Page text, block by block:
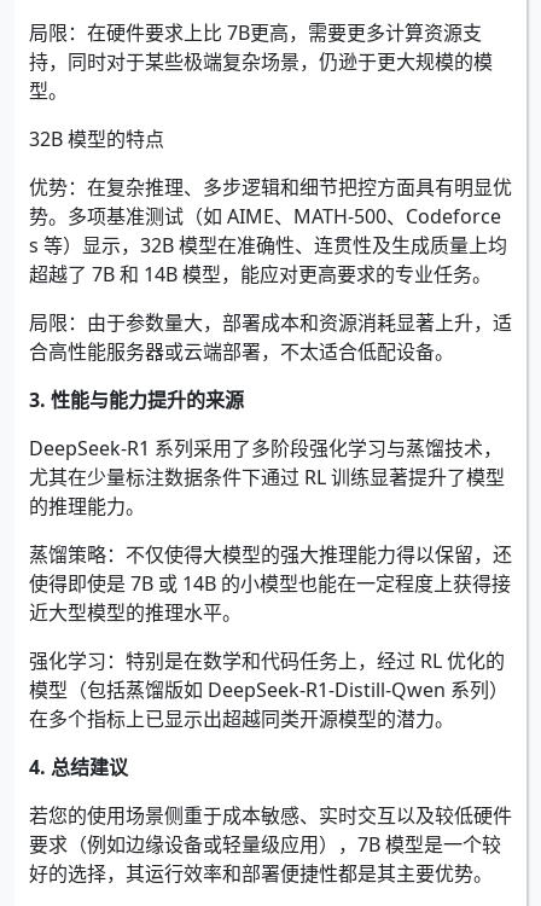
局限：在硬件要求上比 7B更高，需要更多计算资源支
持，同时对于某些极端复杂场景，仍逊于更大规模的模
型。
32B 模型的特点
优势：在复杂推理、多步逻辑和细节把控方面具有明显优
势。多项基准测试（如 AIME、MATH-500、Codeforce
s 等）显示，32B 模型在准确性、连贯性及生成质量上均
超越了 7B 和 14B 模型，能应对更高要求的专业任务。
局限：由于参数量大，部署成本和资源消耗显著上升，适
合高性能服务器或云端部署，不太适合低配设备。
3. 性能与能力提升的来源
DeepSeek‑R1 系列采用了多阶段强化学习与蒸馏技术，
尤其在少量标注数据条件下通过 RL 训练显著提升了模型
的推理能力。
蒸馏策略：不仅使得大模型的强大推理能力得以保留，还
使得即使是 7B 或 14B 的小模型也能在一定程度上获得接
近大型模型的推理水平。
强化学习：特别是在数学和代码任务上，经过 RL 优化的
模型（包括蒸馏版如 DeepSeek‑R1‑Distill‑Qwen 系列）
在多个指标上已显示出超越同类开源模型的潜力。
4. 总结建议
若您的使用场景侧重于成本敏感、实时交互以及较低硬件
要求（例如边缘设备或轻量级应用），7B 模型是一个较
好的选择，其运行效率和部署便捷性都是其主要优势。